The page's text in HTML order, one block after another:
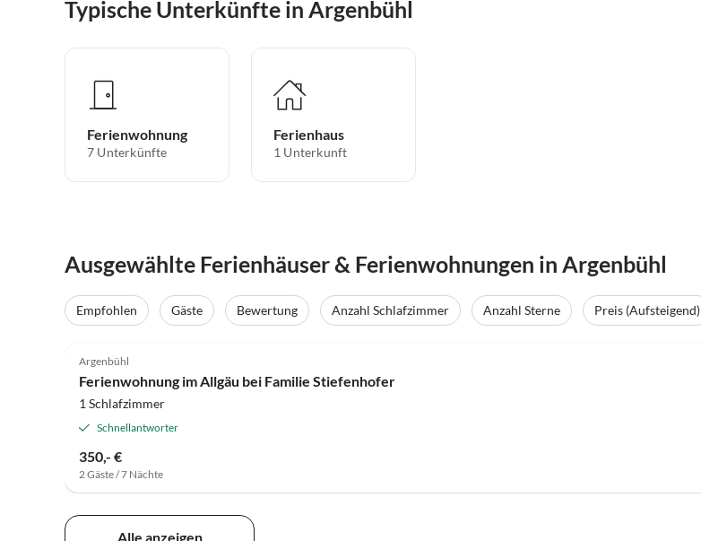
Typische Unterkünfte in Argenbühl
Ferienwohnung
7 Unterkünfte
Ferienhaus
1 Unterkunft
Ausgewählte Ferienhäuser & Ferienwohnungen in Argenbühl
Empfohlen Gäste Bewertung Anzahl Schlafzimmer Anzahl Sterne Preis (Aufsteigend)
Argenbühl
Ferienwohnung im Allgäu bei Familie Stiefenhofer
1 Schlafzimmer
Schnellantworter
350,- €
2 Gäste / 7 Nächte
Alle anzeigen